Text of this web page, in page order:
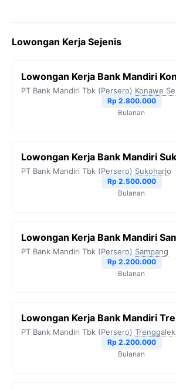
Lowongan Kerja Sejenis
Lowongan Kerja Bank Mandiri
PT Bank Mandiri Tbk (Persero) Konawe
Rp 2.800.000
Bulanan
Lowongan Kerja Bank Mandiri
PT Bank Mandiri Tbk (Persero) Sukoharjo
Rp 2.500.000
Bulanan
Lowongan Kerja Bank Mandiri
PT Bank Mandiri Tbk (Persero) Sampang
Rp 2.200.000
Bulanan
Lowongan Kerja Bank Mandiri
PT Bank Mandiri Tbk (Persero) Trenggalek
Rp 2.200.000
Bulanan